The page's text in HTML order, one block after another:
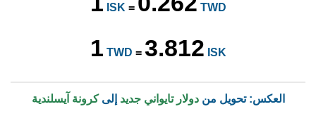
ISK = TWD
1 TWD = 3.812 ISK
العكس: تحويل مندولار تايواني جديد إلىكرونة آيسلندية